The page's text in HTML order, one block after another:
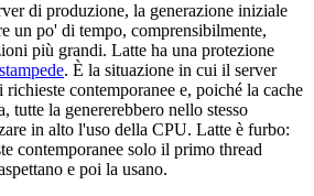
di produzione, la generazione iniziale
un po' di tempo, comprensibilmente,
più grandi. Latte ha una protezione
. È la situazione in cui il server
contemporanee e, poiché la cache
tutte la genererebbero nello stesso
in alto l'uso della CPU. Latte è furbo:
contemporanee solo il primo thread
e poi la usano.